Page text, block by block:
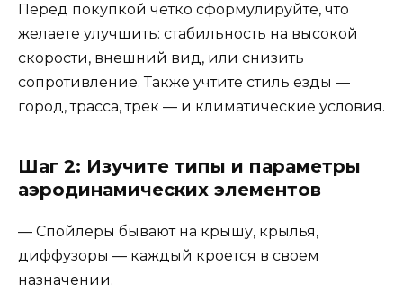
Перед покупкой четко сформулируйте, что
желаете улучшить: стабильность на высокой
скорости, внешний вид, или снизить
сопротивление. Также учтите стиль езды —
город, трасса, трек — и климатические условия.
Шаг 2: Изучите типы и параметры
аэродинамических элементов
— Спойлеры бывают на крышу, крылья,
диффузоры — каждый кроется в своем
назначении.